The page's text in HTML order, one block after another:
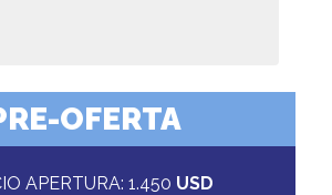
OFERTA
APERTURA: 1.450 USD